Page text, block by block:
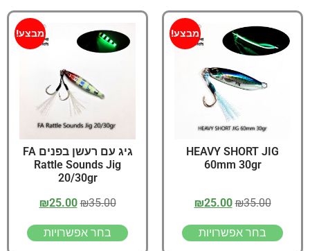
מבצע!
HEAVY SHORT JIG
60mm 30gr
₪35.00
₪25.00
בחר אפשרויות
מבצע!
גיג עם רעשן בפנים FA
Rattle Sounds Jig
20/30gr
₪35.00
₪25.00
בחר אפשרויות